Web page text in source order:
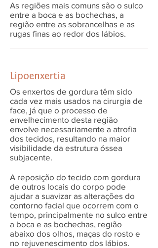
As regiões mais comuns são o sulco
entre a boca e as bochechas, a
região entre as sobrancelhas e as
rugas finas ao redor dos lábios.
Lipoenxertia
Os enxertos de gordura têm sido
cada vez mais usados na cirurgia de
face, já que o processo de
envelhecimento desta região
envolve necessariamente a atrofia
dos tecidos, resultando na maior
visibilidade da estrutura óssea
subjacente.
A reposição do tecido com gordura
de outros locais do corpo pode
ajudar a suavizar as alterações do
contorno facial que ocorrem com o
tempo, principalmente no sulco entre
a boca e as bochechas, região
abaixo dos olhos, maças do rosto e
no rejuvenescimento dos lábios.